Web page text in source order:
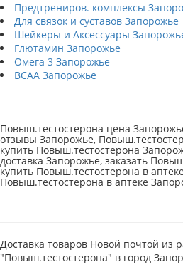
Предтрениров. комплексы
Для связок и суставов Запорожье
Шейкеры и Аксессуары
Глютамин Запорожье
Омега 3 Запорожье
BCAA Запорожье
Повыш.тестостерона цена
отзывы Запорожье,
купить Повыш.тестостерона
доставка Запорожье, заказать
купить Повыш.тестостерона в
Повыш.тестостерона в аптеке
Доставка товаров Новой почтой из
"Повыш.тестостерона" в город